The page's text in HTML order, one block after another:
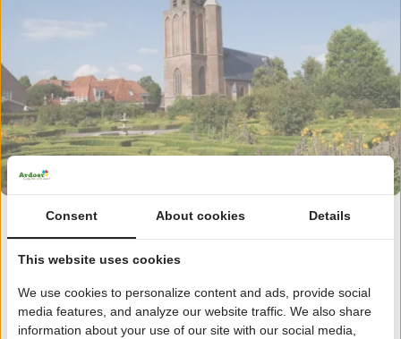
Wat te doen in Vollenhove en omgeving?
Vakantiepark 't Akkertien is de perfecte uitvalbasis voor
uitstapjes in Vollenhove en omgeving. Bezoek de haven van
Vollenhove, het historisch centrum vol charmante architectuur
en bewonder het oude tramstation. Ben je een
Consent About cookies Details
This website uses cookies
We use cookies to personalize content and ads, provide social
media features, and analyze our website traffic. We also share
information about your use of our site with our social media,